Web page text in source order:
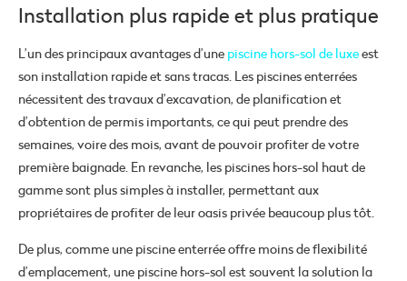
Installation plus rapide et plus pratique
L’un des principaux avantages d’une piscine hors-sol de luxeest
son installation rapide et sans tracas. Les piscines enterrées
nécessitent des travaux d’excavation, de planification et
d’obtention de permis importants, ce qui peut prendre des
semaines, voire des mois, avant de pouvoir profiter de votre
première baignade. En revanche, les piscines hors-sol haut de
gamme sont plus simples à installer, permettant aux
propriétaires de profiter de leur oasis privée beaucoup plus tôt.
De plus, comme une piscine enterrée offre moins de flexibilité
d’emplacement, une piscine hors-sol est souvent la solution la